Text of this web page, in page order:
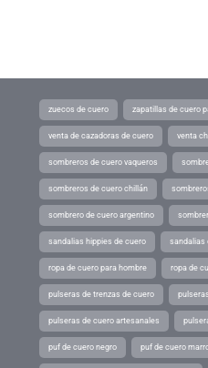
zuecos de cuero zapatillas de cuero
venta de cazadoras de cuero venta
sombreros de cuero vaqueros
sombreros de cuero chillán
sombrero de cuero argentino
sandalias hippies de cuero sandalias
ropa de cuero para hombre ropa de
pulseras de trenzas de cuero
pulseras de cuero artesanales
puf de cuero negro puf de cuero